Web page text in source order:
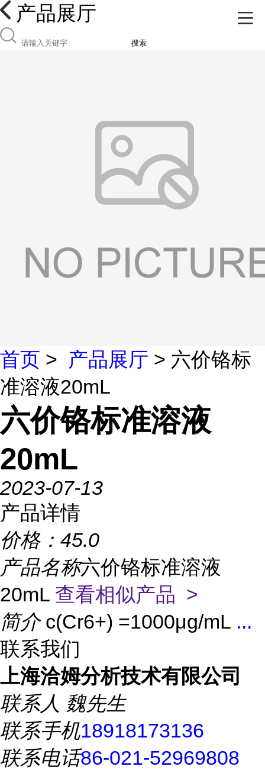
产品展厅
搜索
首页 > 产品展厅 > 六价铬标
准溶液20mL
六价铬标准溶液
20mL
2023-07-13
产品详情
价格： 45.0
产品名称六价铬标准溶液
20mL 查看相似产品 >
简介 c(Cr6+) =1000μg/mL ...
联系我们
上海洽姆分析技术有限公司
联系人 魏先生
联系手机18918173136
联系电话86-021-52969808